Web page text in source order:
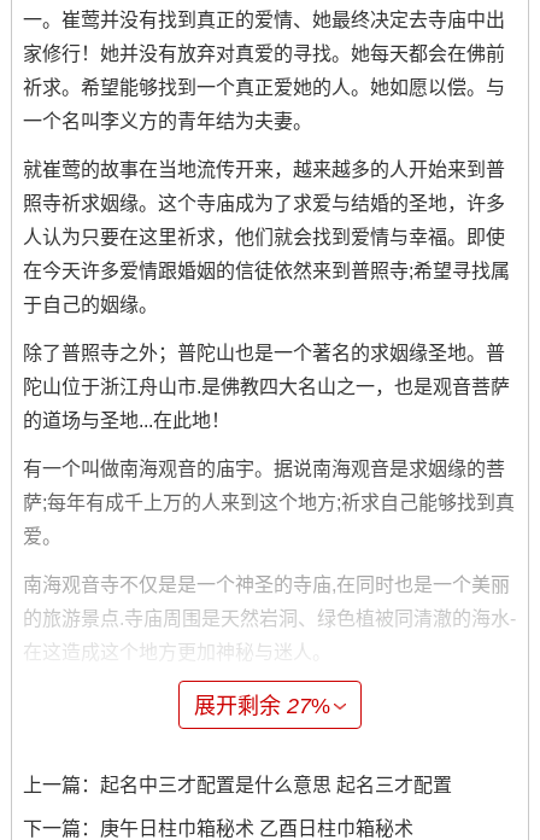
一。崔莺并没有找到真正的爱情、她最终决定去寺庙中出
家修行！她并没有放弃对真爱的寻找。她每天都会在佛前
祈求。希望能够找到一个真正爱她的人。她如愿以偿。与
一个名叫李义方的青年结为夫妻。
就崔莺的故事在当地流传开来，越来越多的人开始来到普
照寺祈求姻缘。这个寺庙成为了求爱与结婚的圣地，许多
人认为只要在这里祈求，他们就会找到爱情与幸福。即使
在今天许多爱情跟婚姻的信徒依然来到普照寺;希望寻找属
于自己的姻缘。
除了普照寺之外；普陀山也是一个著名的求姻缘圣地。普
陀山位于浙江舟山市.是佛教四大名山之一，也是观音菩萨
的道场与圣地...在此地！
有一个叫做南海观音的庙宇。据说南海观音是求姻缘的菩
萨;每年有成千上万的人来到这个地方;祈求自己能够找到真
爱。
南海观音寺不仅是是一个神圣的寺庙,在同时也是一个美丽
的旅游景点.寺庙周围是天然岩洞、绿色植被同清澈的海水-
在这造成这个地方更加神秘与迷人。
在寺庙里、你有机遇看到美丽的佛像与各种各样的香炉- 这
些都是这个寺庙的特色之一。
当你来到普陀山还有普照寺，你会发现、这儿的信徒们对
爱情跟幸福是如此的渴望跟热爱。这些神圣的地方为他们
展开剩余27%
上一篇： 起名中三才配置是什么意思 起名三才配置
下一篇： 庚午日柱巾箱秘术 乙酉日柱巾箱秘术